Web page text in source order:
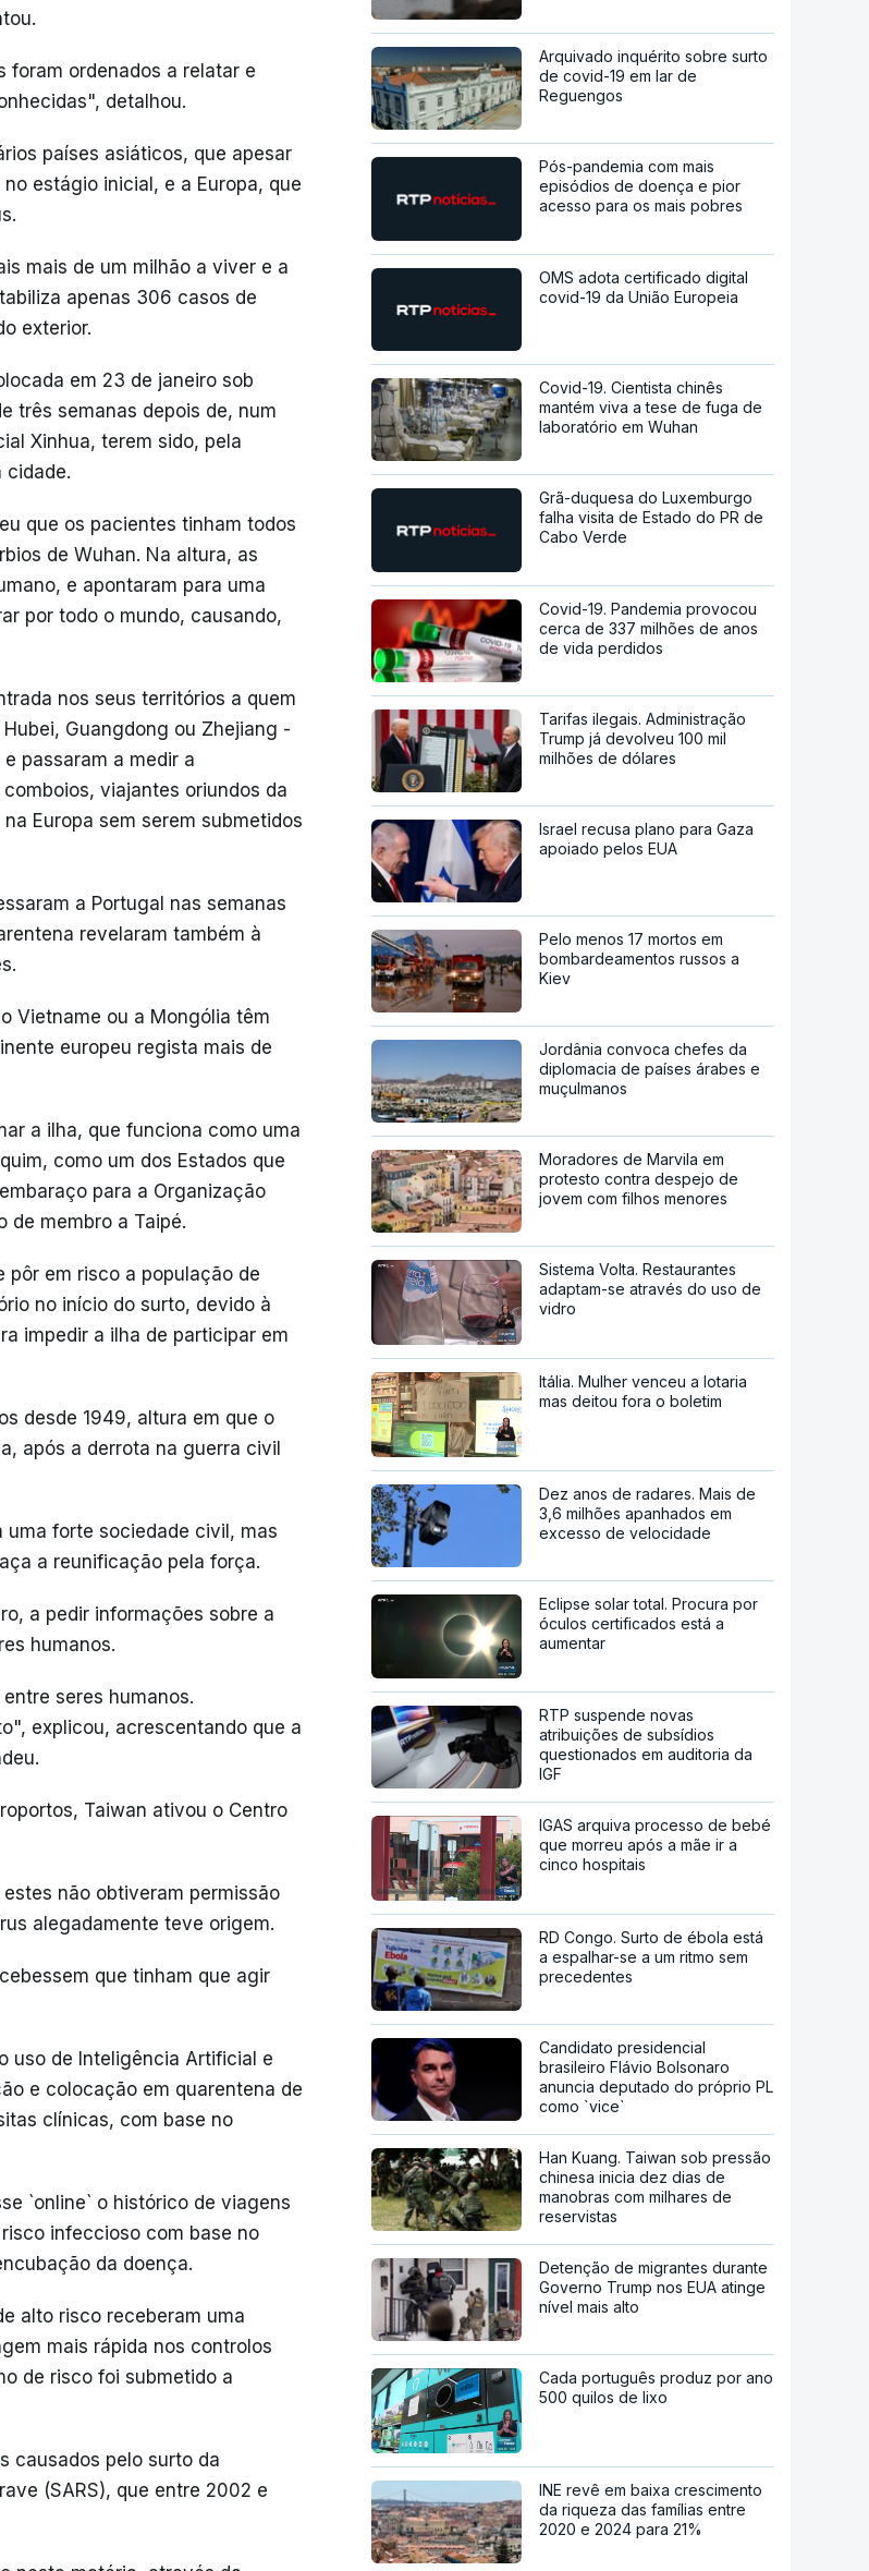
foram ordenados a relatar e
detalhou.
países asiáticos, que apesar
estágio inicial, e a Europa, que
mais de um milhão a viver e a
apenas 306 casos de
exterior.
em 23 de janeiro sob
três semanas depois de, num
Xinhua, terem sido, pela
cidade.
que os pacientes tinham todos
de Wuhan. Na altura, as
e apontaram para uma
por todo o mundo, causando,
nos seus territórios a quem
Guangdong ou Zhejiang -
passaram a medir a
viajantes oriundos da
Europa sem serem submetidos
a Portugal nas semanas
revelaram também à
Vietname ou a Mongólia têm
europeu regista mais de
a ilha, que funciona como uma
como um dos Estados que
para a Organização
de membro a Taipé.
pôr em risco a população de
no início do surto, devido à
impedir a ilha de participar em
desde 1949, altura em que o
após a derrota na guerra civil
forte sociedade civil, mas
a reunificação pela força.
a pedir informações sobre a
humanos.
seres humanos.
explicou, acrescentando que a
Taiwan ativou o Centro
não obtiveram permissão
alegadamente teve origem.
que tinham que agir
uso de Inteligência Artificial e
e colocação em quarentena de
clínicas, com base no
`online` o histórico de viagens
infeccioso com base no
da doença.
alto risco receberam uma
mais rápida nos controlos
de risco foi submetido a
causados pelo surto da
(SARS), que entre 2002 e
Arquivado inquérito sobre surto
de covid-19 em lar de
Reguengos
Pós-pandemia com mais
episódios de doença e pior
acesso para os mais pobres
OMS adota certificado digital
covid-19 da União Europeia
Covid-19. Cientista chinês
mantém viva a tese de fuga de
laboratório em Wuhan
Grã-duquesa do Luxemburgo
falha visita de Estado do PR de
Cabo Verde
Covid-19. Pandemia provocou
cerca de 337 milhões de anos
de vida perdidos
Tarifas ilegais. Administração
Trump já devolveu 100 mil
milhões de dólares
Israel recusa plano para Gaza
apoiado pelos EUA
Pelo menos 17 mortos em
bombardeamentos russos a
Kiev
Jordânia convoca chefes da
diplomacia de países árabes e
muçulmanos
Moradores de Marvila em
protesto contra despejo de
jovem com filhos menores
Sistema Volta. Restaurantes
adaptam-se através do uso de
vidro
Itália. Mulher venceu a lotaria
mas deitou fora o boletim
Dez anos de radares. Mais de
3,6 milhões apanhados em
excesso de velocidade
Eclipse solar total. Procura por
óculos certificados está a
aumentar
RTP suspende novas
atribuições de subsídios
questionados em auditoria da
IGF
IGAS arquiva processo de bebé
que morreu após a mãe ir a
cinco hospitais
RD Congo. Surto de ébola está
a espalhar-se a um ritmo sem
precedentes
Candidato presidencial
brasileiro Flávio Bolsonaro
anuncia deputado do próprio PL
como `vice`
Han Kuang. Taiwan sob pressão
chinesa inicia dez dias de
manobras com milhares de
reservistas
Detenção de migrantes durante
Governo Trump nos EUA atinge
nível mais alto
Cada português produz por ano
500 quilos de lixo
INE revê em baixa crescimento
da riqueza das famílias entre
2020 e 2024 para 21%